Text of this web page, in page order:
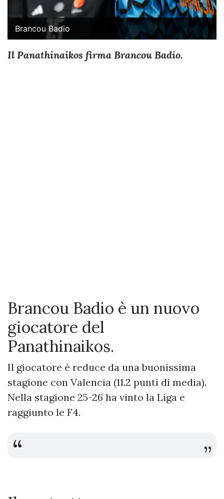
Brancou Badio
Il Panathinaikos firma Brancou Badio.
Brancou Badio è un nuovo
giocatore del
Panathinaikos.
Il giocatore è reduce da una buonissima
stagione con Valencia (11.2 punti di media).
Nella stagione 25-26 ha vinto la Liga e
raggiunto le F4.